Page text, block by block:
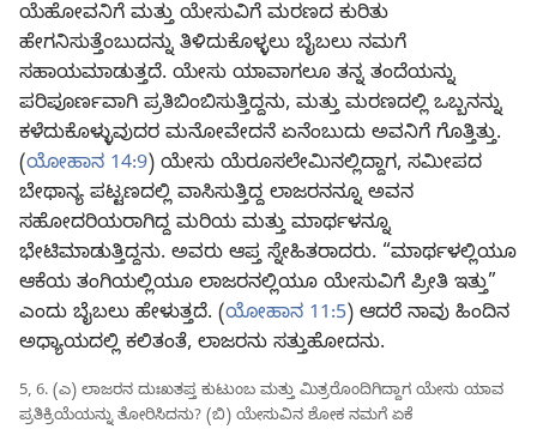
ಯೆಹೋವನಿಗೆ ಮತ್ತು ಯೇಸುವಿಗೆ ಮರಣದ ಕುರಿತು
ಹೇಗನಿಸುತ್ತೆಂಬುದನ್ನು ತಿಳಿದುಕೊಳ್ಳಲು ಬೈಬಲು ನಮಗೆ
ಸಹಾಯಮಾಡುತ್ತದೆ. ಯೇಸು ಯಾವಾಗಲೂ ತನ್ನ ತಂದೆಯನ್ನು
ಪರಿಪೂರ್ಣವಾಗಿ ಪ್ರತಿಬಿಂಬಿಸುತ್ತಿದ್ದನು, ಮತ್ತು ಮರಣದಲ್ಲಿ ಒಬ್ಬನನ್ನು
ಕಳೆದುಕೊಳ್ಳುವುದರ ಮನೋವೇದನೆ ಏನೆಂಬುದು ಅವನಿಗೆ ಗೊತ್ತಿತ್ತು.
(ಯೋಹಾನ 14:9) ಯೇಸು ಯೆರೂಸಲೇಮಿನಲ್ಲಿದ್ದಾಗ, ಸಮೀಪದ
ಬೇಥಾನ್ಯ ಪಟ್ಟಣದಲ್ಲಿ ವಾಸಿಸುತ್ತಿದ್ದ ಲಾಜರನನ್ನೂ ಅವನ
ಸಹೋದರಿಯರಾಗಿದ್ದ ಮರಿಯ ಮತ್ತು ಮಾರ್ಥಳನ್ನೂ
ಭೇಟಿಮಾಡುತ್ತಿದ್ದನು. ಅವರು ಆಪ್ತ ಸ್ನೇಹಿತರಾದರು. “ಮಾರ್ಥಳಲ್ಲಿಯೂ
ಆಕೆಯ ತಂಗಿಯಲ್ಲಿಯೂ ಲಾಜರನಲ್ಲಿಯೂ ಯೇಸುವಿಗೆ ಪ್ರೀತಿ ಇತ್ತು”
ಎಂದು ಬೈಬಲು ಹೇಳುತ್ತದೆ. (ಯೋಹಾನ 11:5) ಆದರೆ ನಾವು ಹಿಂದಿನ
ಅಧ್ಯಾಯದಲ್ಲಿ ಕಲಿತಂತೆ, ಲಾಜರನು ಸತ್ತುಹೋದನು.
5, 6. (ಎ) ಲಾಜರನ ದುಃಖತಪ್ತ ಕುಟುಂಬ ಮತ್ತು ಮಿತ್ರರೊಂದಿಗಿದ್ದಾಗ ಯೇಸು ಯಾವ
ಪ್ರತಿಕ್ರಿಯೆಯನ್ನು ತೋರಿಸಿದನು? (ಬಿ) ಯೇಸುವಿನ ಶೋಕ ನಮಗೆ ಏಕೆ